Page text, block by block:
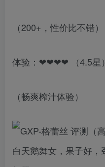
（200+，性价比不错）
体验：❤❤❤❤ （4.5星）
（畅爽榨汁体验）